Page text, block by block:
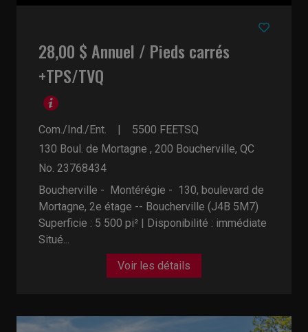
28,00 $ Annuel / Pieds carrés
+TPS/TVQ
Com./Ind./Ent. 5500 FEETSQ
130 Boul. de Mortagne , 200 Boucherville, QC
No. 23768434
Boucherville - Montérégie - 130, boulevard de
Mortagne, 2e étage -- Boucherville (J4B 5M7)
Superficie : 5 500 pi² | Disponibilité : immédiate
Situé...
Voir les détails